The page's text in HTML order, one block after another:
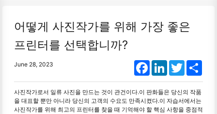
어떻게 사진작가를 위해 가장 좋은
프린터를 선택합니까?
June 28, 2023 FacebookLinkedInTwitter
사진작가로서 일류 사진을 만드는 것이 관건이다.이 판화들은 당신의 작품
을 대표할 뿐만 아니라 당신의 고객의 수요도 만족시켰다.이 자습서에서는
사진작가를 위해 최고의 프린터를 찾을 때 기억해야 할 핵심 사항을 중점적